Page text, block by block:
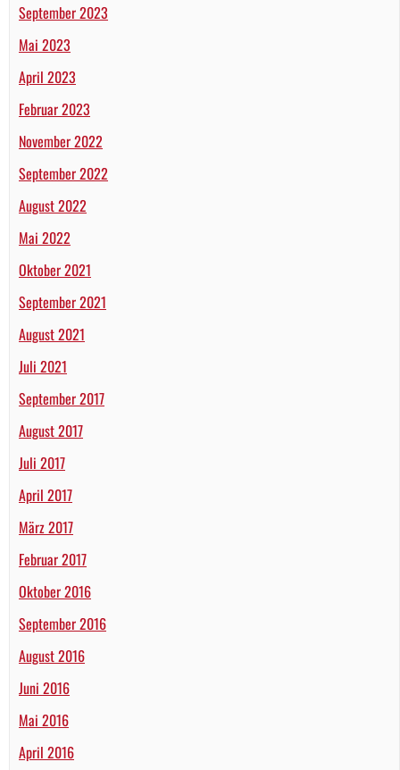
September 2023
Mai 2023
April 2023
Februar 2023
November 2022
September 2022
August 2022
Mai 2022
Oktober 2021
September 2021
August 2021
Juli 2021
September 2017
August 2017
Juli 2017
April 2017
März 2017
Februar 2017
Oktober 2016
September 2016
August 2016
Juni 2016
Mai 2016
April 2016